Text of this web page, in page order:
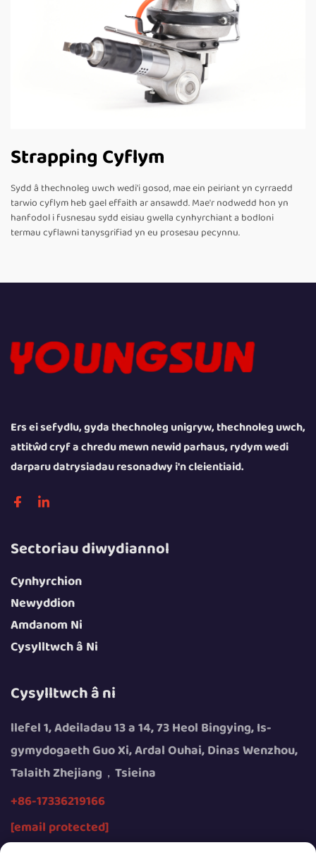
Strapping Cyflym
Sydd â thechnoleg uwch wedi'i gosod, mae ein peiriant yn cyrraedd
tarwio cyflym heb gael effaith ar ansawdd. Mae'r nodwedd hon yn
hanfodol i fusnesau sydd eisiau gwella cynhyrchiant a bodloni
termau cyflawni tanysgrifiad yn eu prosesau pecynnu.
Ers ei sefydlu, gyda thechnoleg unigryw, thechnoleg uwch,
attitŵd cryf a chredu mewn newid parhaus, rydym wedi
darparu datrysiadau resonadwy i'n cleientiaid.
Sectoriau diwydiannol
Cynhyrchion
Newyddion
Amdanom Ni
Cysylltwch â Ni
Cysylltwch â ni
llefel 1, Adeiladau 13 a 14, 73 Heol Bingying, Is-
gymydogaeth Guo Xi, Ardal Ouhai, Dinas Wenzhou,
Talaith Zhejiang，Tsieina
+86-17336219166
[email protected]